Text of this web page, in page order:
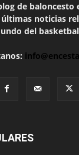
de baloncesto
noticias
del